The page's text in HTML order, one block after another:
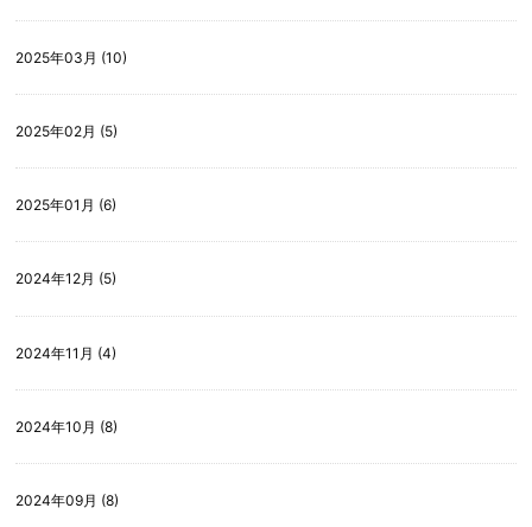
2025年03月 (10)
2025年02月 (5)
2025年01月 (6)
2024年12月 (5)
2024年11月 (4)
2024年10月 (8)
2024年09月 (8)